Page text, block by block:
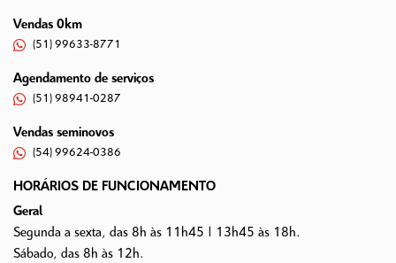
Vendas 0km
(51) 99633-8771
Agendamento de serviços
(51) 98941-0287
Vendas seminovos
(54) 99624-0386
HORÁRIOS DE FUNCIONAMENTO
Geral
Segunda a sexta, das 8h às 11h45 | 13h45 às 18h.
Sábado, das 8h às 12h.